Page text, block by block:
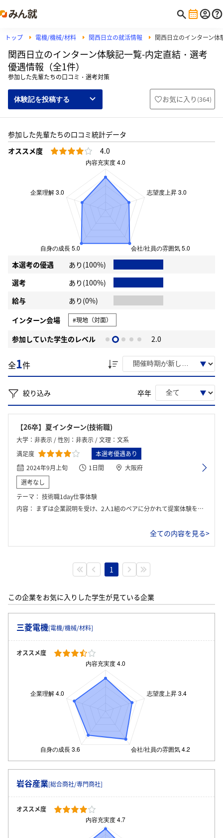
トップ 電機/機械/材料 関西日立の就活情報 関西日立のインターン体
関西日立のインターン体験記一覧-内定直結・選考
優遇情報（全1件）
参加した先輩たちの口コミ・選考対策
体験記を投稿する お気に入り (364)
参加した先輩たちの口コミ統計データ
オススメ度
4.0
本選考の優遇
あり(100%)
選考
あり(100%)
給与
あり(0%)
インターン会場
#現地（対面）
参加していた学生のレベル 2.0
全1件
絞り込み 卒年
【26卒】夏インターン(技術職)
大学：非表示 / 性別：非表示 / 文理：文系
満足度
本選考優遇あり
2024年9月上旬
1日間
大阪府
選考なし
テーマ： 技術職1day仕事体験
内容： まずは企業説明を受け、2人1組のペアに分かれて提案体験を行いました。製品の提案を話し合い、スライドを作り全体に向けて発表を行いました。発表のフィードバックを受けた後は、設計図制作の体験を行いました。その後、先輩社員との座談会が行われ、インターンシップ終了。
全ての内容を見る>
1
この企業をお気に入りした学生が見ている企業
三菱電機[電機/機械/材料]
オススメ度
岩谷産業[総合商社/専門商社]
オススメ度